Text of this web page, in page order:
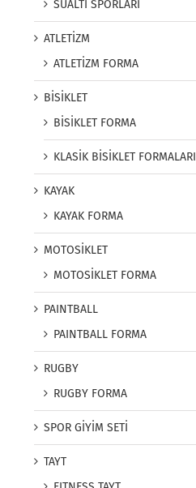
SUALTI SPORLARI
ATLETİZM
ATLETİZM FORMA
BİSİKLET
BİSİKLET FORMA
KLASİK BİSİKLET FORMALARI
KAYAK
KAYAK FORMA
MOTOSİKLET
MOTOSİKLET FORMA
PAINTBALL
PAINTBALL FORMA
RUGBY
RUGBY FORMA
SPOR GİYİM SETİ
TAYT